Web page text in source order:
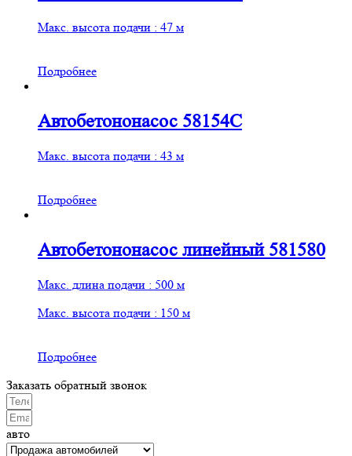
Макс. высота подачи : 47 м
Подробнее
Автобетононасос 58154С
Макс. высота подачи : 43 м
Подробнее
Автобетононасос линейный 581580
Макс. длина подачи : 500 м
Макс. высота подачи : 150 м
Подробнее
Заказать обратный звонок
авто